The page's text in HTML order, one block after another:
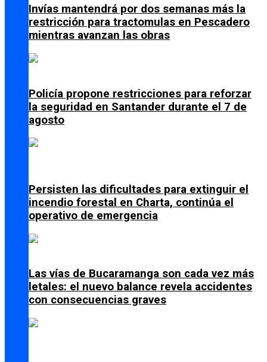
Invías mantendrá por dos semanas más la
restricción para tractomulas en Pescadero
mientras avanzan las obras
Policía propone restricciones para reforzar
la seguridad en Santander durante el 7 de
agosto
Persisten las dificultades para extinguir el
incendio forestal en Charta, continúa el
operativo de emergencia
Las vías de Bucaramanga son cada vez más
letales: el nuevo balance revela accidentes
con consecuencias graves